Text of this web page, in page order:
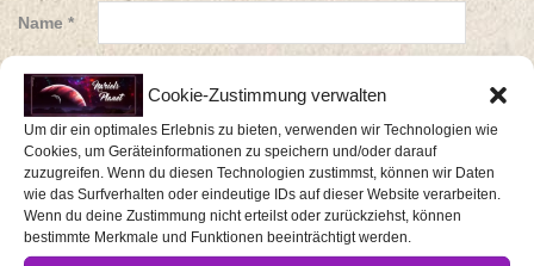
Cookie-Zustimmung verwalten
Um dir ein optimales Erlebnis zu bieten, verwenden wir Technologien wie
Cookies, um Geräteinformationen zu speichern und/oder darauf
zuzugreifen. Wenn du diesen Technologien zustimmst, können wir Daten
wie das Surfverhalten oder eindeutige IDs auf dieser Website verarbeiten.
Wenn du deine Zustimmung nicht erteilst oder zurückziehst, können
bestimmte Merkmale und Funktionen beeinträchtigt werden.
Name *
E-Mail-
Adresse
Website